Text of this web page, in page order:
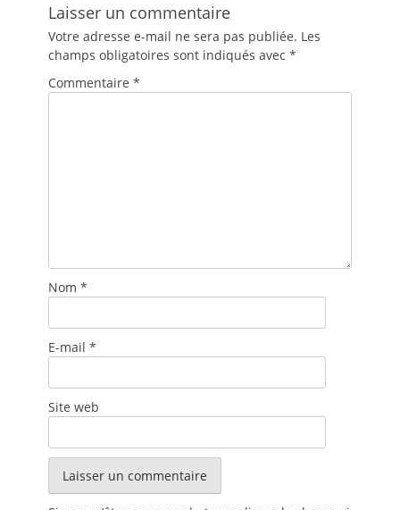
Laisser un commentaire
Votre adresse e-mail ne sera pas publiée. Les
champs obligatoires sont indiqués avec *
Commentaire *
Nom *
E-mail *
Site web